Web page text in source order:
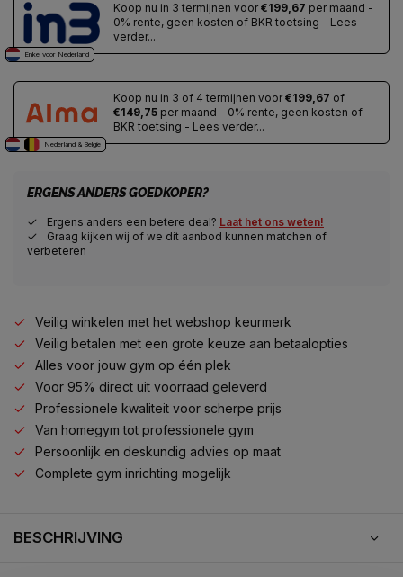
Enkel voor Nederland
Koop nu in 3 termijnen voor €199,67 per maand -
0% rente, geen kosten of BKR toetsing - Lees
verder...
Nederland & Belgie
Koop nu in 3 of 4 termijnen voor €199,67 of
€149,75 per maand - 0% rente, geen kosten of
BKR toetsing - Lees verder...
ERGENS ANDERS GOEDKOPER?
Ergens anders een betere deal? Laat het ons weten!
Graag kijken wij of we dit aanbod kunnen matchen of
verbeteren
Veilig winkelen met het webshop keurmerk
Veilig betalen met een grote keuze aan betaalopties
Alles voor jouw gym op één plek
Voor 95% direct uit voorraad geleverd
Professionele kwaliteit voor scherpe prijs
Van homegym tot professionele gym
Persoonlijk en deskundig advies op maat
Complete gym inrichting mogelijk
BESCHRIJVING